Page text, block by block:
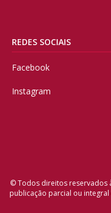
REDES SOCIAIS
Facebook
Instagram
© Todos direitos reservados
publicação parcial ou